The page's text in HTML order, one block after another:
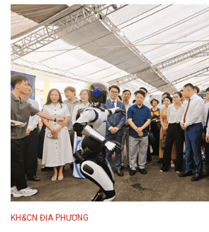
KH&CN ĐỊA PHƯƠNG